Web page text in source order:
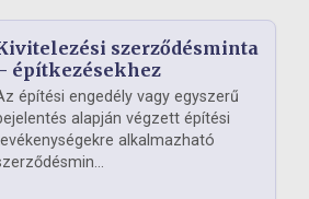
szerződésminta
építkezésekhez
építési engedély vagy egyszerű
alapján végzett építési
alkalmazható